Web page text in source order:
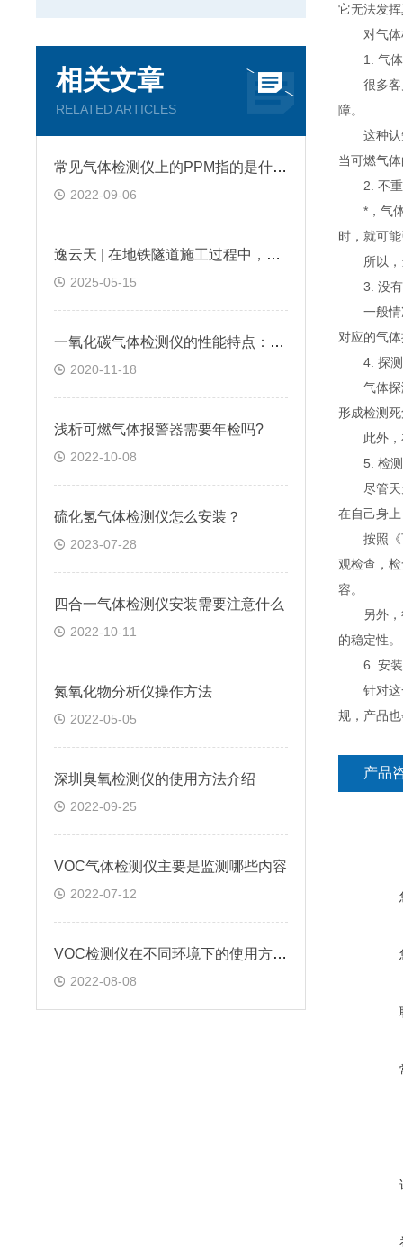
相关文章
RELATED ARTICLES
常见气体检测仪上的PPM指的是什么?
2022-09-06
逸云天 | 在地铁隧道施工过程中，便携式气体检测仪是如何预警缺氧环境的？
2025-05-15
一氧化碳气体检测仪的性能特点：逸云天分享
2020-11-18
浅析可燃气体报警器需要年检吗?
2022-10-08
硫化氢气体检测仪怎么安装？
2023-07-28
四合一气体检测仪安装需要注意什么
2022-10-11
氮氧化物分析仪操作方法
2022-05-05
深圳臭氧检测仪的使用方法介绍
2022-09-25
VOC气体检测仪主要是监测哪些内容
2022-07-12
VOC检测仪在不同环境下的使用方法?
2022-08-08
它无法发
对气体
1. 气体
很多客户
障。
这种认知
当可燃气
2. 不重
*，气体
时，就可
所以，当
3. 没有
一般情况
对应的气
4. 探测
气体探测
形成检测
此外，在
5. 检测
尽管天天
在自己身
按照《可
观检查，
容。
另外，很
的稳定性。
6. 安装
针对这一
规，产品
产品